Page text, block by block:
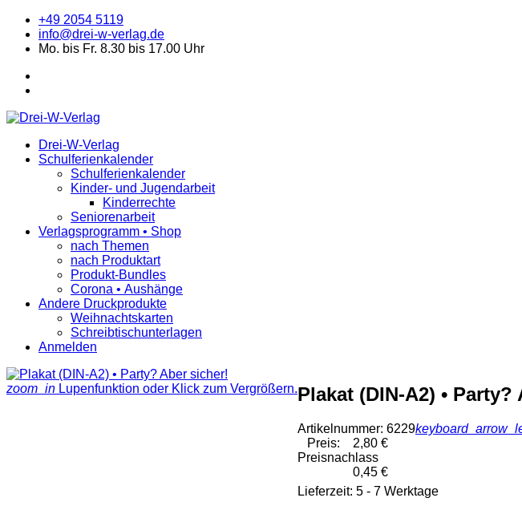
+49 2054 5119
info@drei-w-verlag.de
Mo. bis Fr. 8.30 bis 17.00 Uhr
Drei-W-Verlag
Schulferienkalender
Schulferienkalender
Kinder- und Jugendarbeit
Kinderrechte
Seniorenarbeit
Verlagsprogramm • Shop
nach Themen
nach Produktart
Produkt-Bundles
Corona • Aushänge
Andere Druckprodukte
Weihnachtskarten
Schreibtischunterlagen
Anmelden
zoom_in Lupenfunktion oder Klick zum Vergrößern.Plakat (DIN-A2) •
Artikelnummer: 6229
Preis:
2,80 €
Preisnachlass
0,45 €
Lieferzeit: 5 - 7 Werktage